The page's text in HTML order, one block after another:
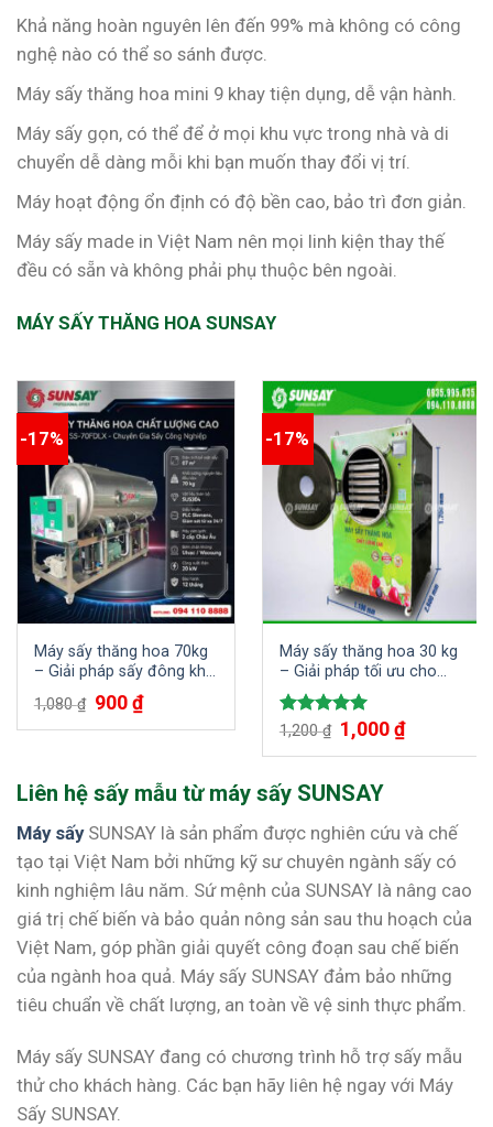
Khả năng hoàn nguyên lên đến 99% mà không có công
nghệ nào có thể so sánh được.
Máy sấy thăng hoa mini 9 khay tiện dụng, dễ vận hành.
Máy sấy gọn, có thể để ở mọi khu vực trong nhà và di
chuyển dễ dàng mỗi khi bạn muốn thay đổi vị trí.
Máy hoạt động ổn định có độ bền cao, bảo trì đơn giản.
Máy sấy made in Việt Nam nên mọi linh kiện thay thế
đều có sẵn và không phải phụ thuộc bên ngoài.
MÁY SẤY THĂNG HOA SUNSAY
-17%
Máy sấy thăng hoa 70kg
– Giải pháp sấy đông khô
cao cấp cho sản phẩm
chất lượng
1,080₫ Giá
gốc
là:
900₫Giá
hiện
tại
-17%
Máy sấy thăng hoa 30 kg
– Giải pháp tối ưu cho
sản phẩm thực phẩm
chất lượng cao
Được xếp
5.00
1,200₫ Giá
gốc
là:
1,000₫Giá
hiện
tại
Liên hệ sấy mẫu từ máy sấy SUNSAY
Máy sấy SUNSAY là sản phẩm được nghiên cứu và chế
tạo tại Việt Nam bởi những kỹ sư chuyên ngành sấy có
kinh nghiệm lâu năm. Sứ mệnh của SUNSAY là nâng cao
giá trị chế biến và bảo quản nông sản sau thu hoạch của
Việt Nam, góp phần giải quyết công đoạn sau chế biến
của ngành hoa quả. Máy sấy SUNSAY đảm bảo những
tiêu chuẩn về chất lượng, an toàn về vệ sinh thực phẩm.
Máy sấy SUNSAY đang có chương trình hỗ trợ sấy mẫu
thử cho khách hàng. Các bạn hãy liên hệ ngay với Máy
Sấy SUNSAY.